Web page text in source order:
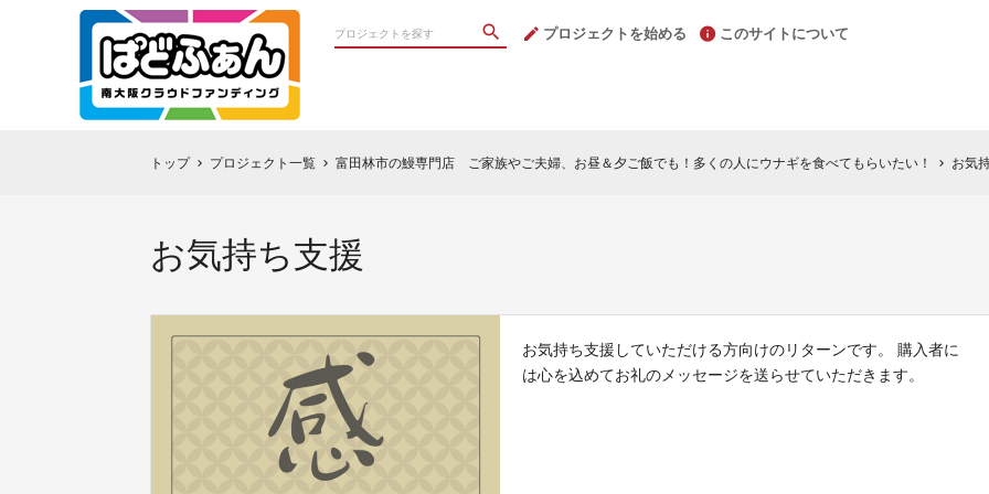
プロジェクトを始める このサイトについて
トップ chevron_right プロジェクト一覧 chevron_right 富田林市の鰻専門店 ご家族やご夫婦、お昼＆夕ご飯でも！多くの人にウナギを食べてもらいたい！ chevron_right お気
お気持ち支援
お気持ち支援していただける方向けのリターンです。 購入者に
は心を込めてお礼のメッセージを送らせていただきます。